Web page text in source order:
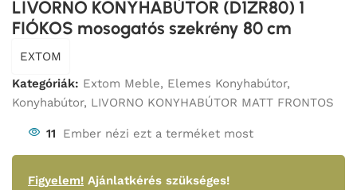
LIVORNO KONYHABÚTOR (D1ZR80) 1
FIÓKOS mosogatós szekrény 80 cm
EXTOM
Kategóriák: Extom Meble, Elemes Konyhabútor,
Konyhabútor, LIVORNO KONYHABÚTOR MATT FRONTOS
11 Ember nézi ezt a terméket most
Figyelem! Ajánlatkérés szükséges!